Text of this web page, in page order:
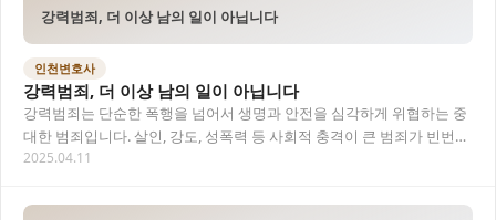
강력범죄, 더 이상 남의 일이 아닙니다
인천변호사
강력범죄, 더 이상 남의 일이 아닙니다
강력범죄는 단순한 폭행을 넘어서 생명과 안전을 심각하게 위협하는 중
대한 범죄입니다. 살인, 강도, 성폭력 등 사회적 충격이 큰 범죄가 빈번히
발생하면서 이에 대한 법적 대응과 예방…
2025.04.11